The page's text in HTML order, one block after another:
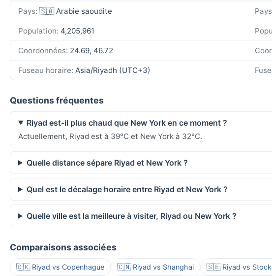
Pays: 🇸🇦 Arabie saoudite
Population: 4,205,961
Coordonnées: 24.69, 46.72
Fuseau horaire: Asia/Riyadh (UTC+3)
Questions fréquentes
Riyad est-il plus chaud que New York en ce moment ?
Actuellement, Riyad est à 39°C et New York à 32°C.
Quelle distance sépare Riyad et New York ?
Quel est le décalage horaire entre Riyad et New York ?
Quelle ville est la meilleure à visiter, Riyad ou New York ?
Comparaisons associées
🇩🇰 Riyad vs Copenhague 🇨🇳 Riyad vs Shanghai 🇸🇪 Riyad vs